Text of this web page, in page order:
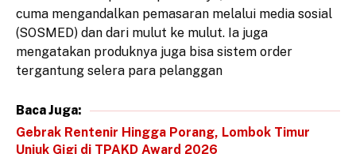
cuma mengandalkan pemasaran melalui media sosial
(SOSMED) dan dari mulut ke mulut. Ia juga
mengatakan produknya juga bisa sistem order
tergantung selera para pelanggan
Baca Juga:
Gebrak Rentenir Hingga Porang, Lombok Timur
Unjuk Gigi di TPAKD Award 2026